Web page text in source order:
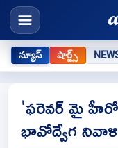
న్యూస్ షార్ట్స్
'ఫరెవర్ మై
భావోద్వేగ నివాళి